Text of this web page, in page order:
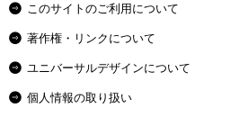
このサイトのご利用について
著作権・リンクについて
ユニバーサルデザインについて
個人情報の取り扱い